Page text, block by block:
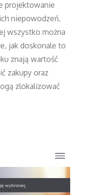
projektowanie
niepowodzeń.
wszystko można
jak doskonale to
znają wartość
zakupy oraz
zlokalizować